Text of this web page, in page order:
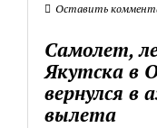
Оставить
Самолет,
Якутска в
вернулся в
вылета